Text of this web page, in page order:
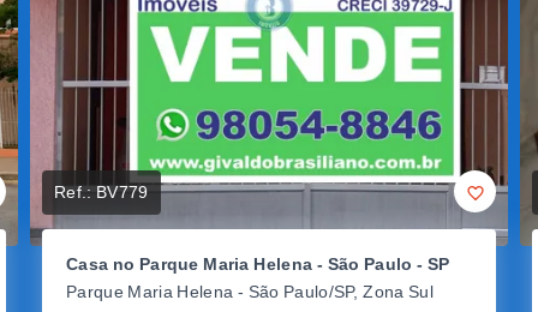
Ref.: BV779
Casa no Parque Maria Helena - São Paulo - SP
Parque Maria Helena - São Paulo/SP, Zona Sul